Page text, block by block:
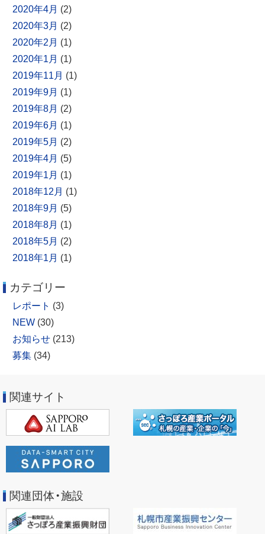
2020年4月 (2)
2020年3月 (2)
2020年2月 (1)
2020年1月 (1)
2019年11月 (1)
2019年9月 (1)
2019年8月 (2)
2019年6月 (1)
2019年5月 (2)
2019年4月 (5)
2019年1月 (1)
2018年12月 (1)
2018年9月 (5)
2018年8月 (1)
2018年5月 (2)
2018年1月 (1)
カテゴリー
レポート (3)
NEW (30)
お知らせ (213)
募集 (34)
関連サイト
関連団体・施設